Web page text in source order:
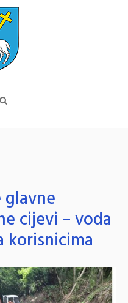
glavne
cijevi – voda
korisnicima